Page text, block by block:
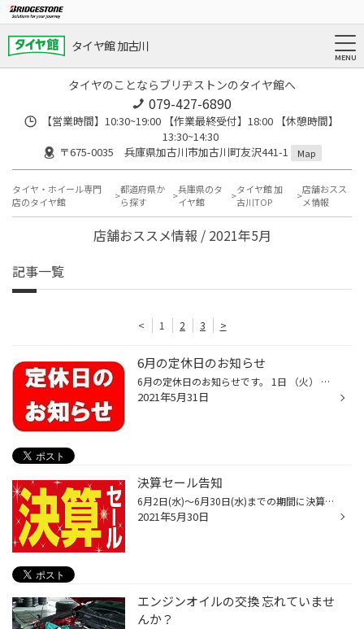
タイヤ館 加古川
タイヤのことならブリヂストンのタイヤ館へ
079-427-6890
【営業時間】10:30~19:00 【作業最終受付】18:00 【休憩時間】
13:30~14:30
〒675-0035 兵庫県加古川市加古川町友沢441-1
Map
タイヤ・ホイール専門
店のタイヤ館
都道府県か
ら探す
兵庫県のタ
イヤ館
タイヤ館 加
古川TOP
店舗おスス
メ情報
店舗おススメ情報 / 2021年5月
記事一覧
< 1 2 3 >
6月の定休日のお知らせ
6月の定休日のお知らせです。 1日 （火） 8日 （火） 15日（火） 22日（火） 29日（火） となります。 ※※新型コロナウイルス感染対策の為、店内換気を目的とした入り口自動ドアを 冬季期間でも開放しております。ご理解、ご協力をお願いいたします。※※ 営業時間は 朝10時30分から夜の１９時 まで...
2021年5月31日
決算セール告知
6月2日(水)～6月30日(水)までの期間に決算セールを開催します♪ 愛車の安全点検・タイヤ点検無料で行っていますので是非ご来店下さい(^^)/ お見積もりだけでも大歓迎です！！
2021年5月30日
エンジンオイルの交換 忘れていませ
んか？